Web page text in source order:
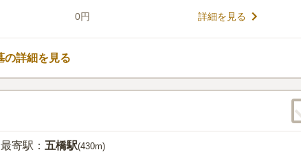
緒に眠ることもでき（共同墓を除く）、有期限ではなく永遠に
同じ場所で埋葬されるため、安心してご利用いただけます。滝
や東屋が整備された園内で、季節の草花を楽しみながらゆっく
コミ評価
なの評価
ていて、足を運びたくなる墓地でしたので決めました。
口コミの続きを読む
0円 詳細を見る
の詳細を見る
最寄駅： 五橋駅(430m)